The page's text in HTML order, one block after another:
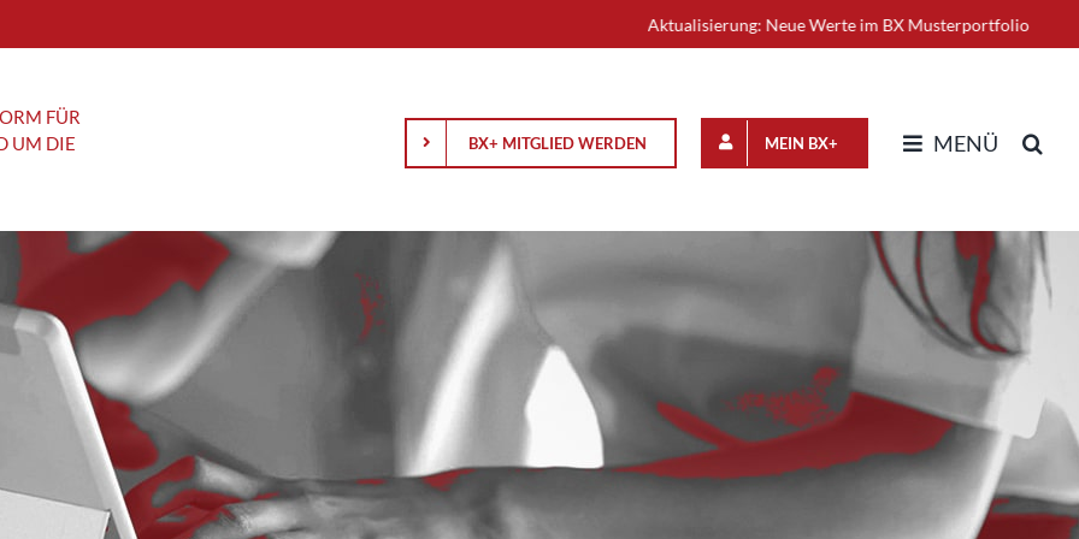
Aktualisierung: Neue Werte im BX Musterportfolio +++
FÜR
UM DIE
BX+ MITGLIED WERDEN MEIN BX+ MENÜ
Anlagewissen
Gold und Silber: Was hinter der
Korrektur steckt und wie es
weitergehen könnte
Börsengang einfach erklärt: Was
Anleger über IPOs wissen sollten
Wenn Notenbanken sprechen, hören
Analysen
AMD blickt optimistisch in die
Zukunft
BASF: Konzernumbau trägt Früchte
R&S Group: Operativ unter Strom,